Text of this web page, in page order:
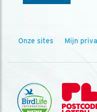
Onze sites Mijn